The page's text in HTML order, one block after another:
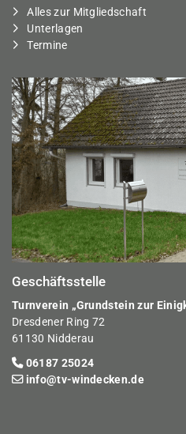
Alles zur Mitgliedschaft
Unterlagen
Termine
Geschäftsstelle
Turnverein „Grundstein zur
Dresdener Ring 72
61130 Nidderau
06187 25024
info@tv-windecken.de